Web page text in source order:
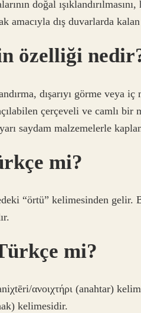
doğal
amacıyla dış duvarlarda
özelliği
dışarıyı görme veya
çerçeveli ve camlı
saydam malzemelerle
mi?
“örtü” kelimesinden gelir.
mi?
ανοιχτήρι (anahtar)
kelimesidir.